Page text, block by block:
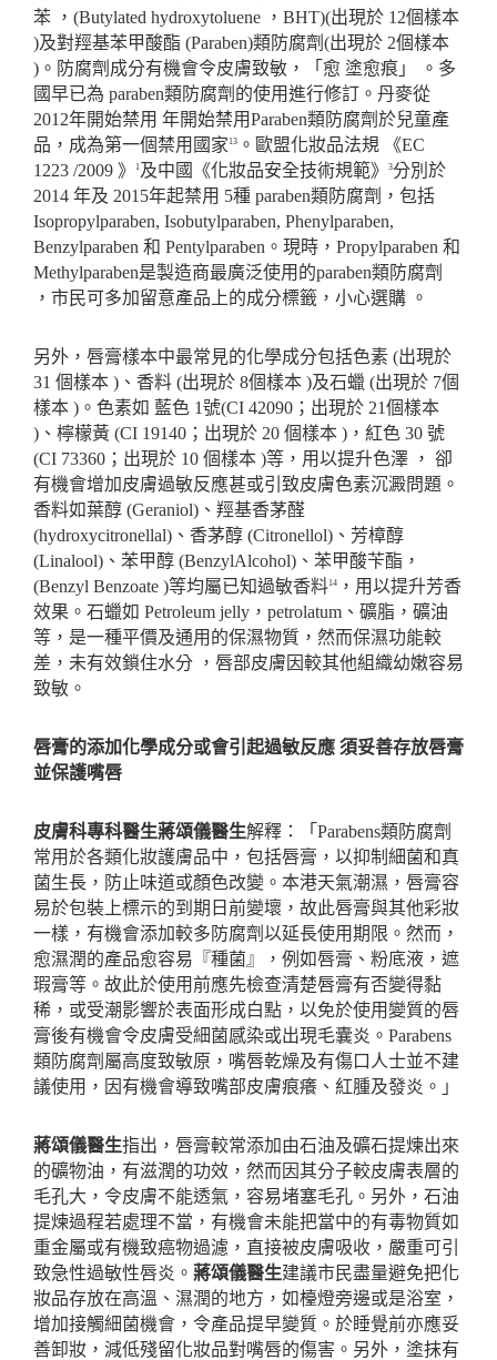
苯 ， (Butylated hydroxytoluene ， BHT)(出現於 12個樣本
)及對羥基苯甲酸酯 (Paraben)類防腐劑(出現於 2個樣本
) 。防腐劑成分有機會令皮膚致敏，「愈 塗愈痕」
。多
國早已為 paraben類防腐劑的使用進行修訂。丹麥從
2012年開始禁用 年開始禁用Paraben類防腐劑於兒童產
品，成為第一個禁用國家 13 。歐盟化妝品法規 《EC
1223 /2009 》 1 及中國《化妝品安全技術規範》 3分別於
2014 年及 2015年起禁用 5種 paraben類防腐劑，包括
Isopropylparaben, Isobutylparaben, Phenylparaben,
Benzylparaben 和 Pentylparaben 。現時， Propylparaben 和
Methylparaben是製造商最廣泛使用的paraben類防腐劑
，市民可多加留意產品上的成分標籤，小心選購 。
另外，唇膏樣本中最常見的化學成分包括色素 (出現於
31 個樣本 ) 、香料 (出現於 8個樣本 )及石蠟 (出現於 7個
樣本 ) 。色素如 藍色 1號(CI 42090 ；出現於 21個樣本
) 、檸檬黃 (CI 19140 ；出現於 20 個樣本 ) ，紅色 30 號
(CI 73360 ；出現於 10 個樣本 )等，用以提升色澤 ， 卻
有機會增加皮膚過敏反應甚或引致皮膚色素沉澱問題。
香料如葉醇 (Geraniol) 、羥基香茅醛
(hydroxycitronellal) 、香茅醇 (Citronellol) 、芳樟醇
(Linalool) 、苯甲醇 (BenzylAlcohol) 、苯甲酸苄酯，
(Benzyl Benzoate )等均屬已知過敏香料14
，用以提升芳香
效果。石蠟如 Petroleum jelly ， petrolatum 、礦脂，礦油
等，是一種平價及通用的保濕物質，然而保濕功能較
差，未有效鎖住水分 ，唇部皮膚因較其他組織幼嫩容易
致敏。
唇膏的添加化學成分或會引起過敏反應 須妥善存放唇膏
並保護嘴唇
皮膚科專科醫生蔣頌儀醫生解釋：「 Parabens類防腐劑
常用於各類化妝護膚品中，包括唇膏，以抑制細菌和真
菌生長，防止味道或顏色改變。本港天氣潮濕，唇膏容
易於包裝上標示的到期日前變壞，故此唇膏與其他彩妝
一樣，有機會添加較多防腐劑以延長使用期限。然而，
愈濕潤的產品愈容易『種菌』，例如唇膏、粉底液，遮
瑕膏等。故此於使用前應先檢查清楚唇膏有否變得黏
稀，或受潮影響於表面形成白點，以免於使用變質的唇
膏後有機會令皮膚受細菌感染或出現毛囊炎。 Parabens
類防腐劑屬高度致敏原，嘴唇乾燥及有傷口人士並不建
議使用，因有機會導致嘴部皮膚痕癢、紅腫及發炎。」
蔣頌儀醫生指出，唇膏較常添加由石油及礦石提煉出來
的礦物油，有滋潤的功效，然而因其分子較皮膚表層的
毛孔大，令皮膚不能透氣，容易堵塞毛孔。另外，石油
提煉過程若處理不當，有機會未能把當中的有毒物質如
重金屬或有機致癌物過濾，直接被皮膚吸收，嚴重可引
致急性過敏性唇炎。 蔣頌儀醫生建議市民盡量避免把化
妝品存放在高溫、濕潤的地方，如檯燈旁邊或是浴室，
增加接觸細菌機會，令產品提早變質。於睡覺前亦應妥
善卸妝，減低殘留化妝品對嘴唇的傷害。另外，塗抹有